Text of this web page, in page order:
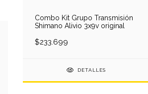
Combo Kit Grupo Transmisión
Shimano Alivio 3x9v original
$233.699
DETALLES